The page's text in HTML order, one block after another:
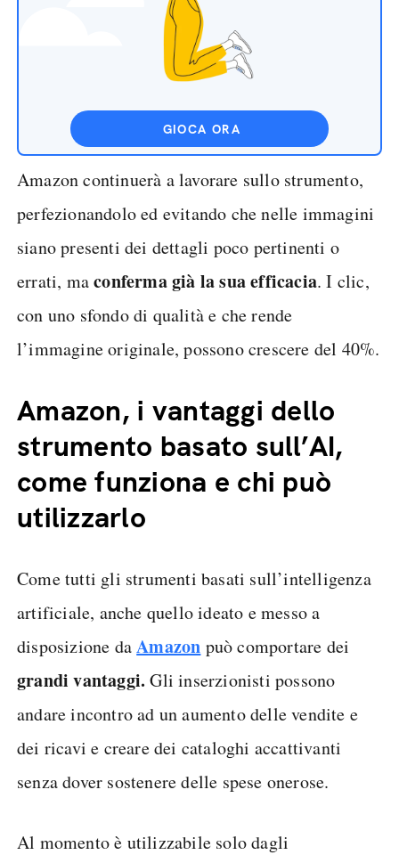
GIOCA ORA
Amazon continuerà a lavorare sullo strumento,
perfezionandolo ed evitando che nelle immagini
siano presenti dei dettagli poco pertinenti o
errati, maconferma già la sua efficacia. I clic,
con uno sfondo di qualità e che rende
l’immagine originale, possono crescere del 40%.
Amazon, i vantaggi dello
strumento basato sull’AI,
come funziona e chi può
utilizzarlo
Come tutti gli strumenti basati sull’intelligenza
artificiale, anche quello ideato e messo a
disposizione daAmazon può comportare dei
grandi vantaggi. Gli inserzionisti possono
andare incontro ad un aumento delle vendite e
dei ricavi e creare dei cataloghi accattivanti
senza dover sostenere delle spese onerose.
Al momento è utilizzabile solo dagli